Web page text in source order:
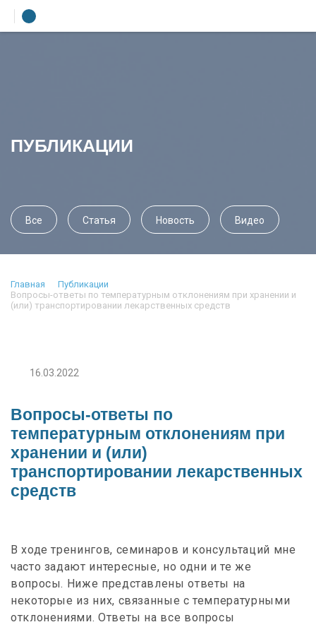
ПРЕСС-ЦЕНТР
ПУБЛИКАЦИИ
Все Статья Новость Видео
Главная
Публикации
Вопросы-ответы по температурным отклонениям при хранении и
(или) транспортировании лекарственных средств
16.03.2022
Вопросы-ответы по
температурным отклонениям при
хранении и (или)
транспортировании лекарственных
средств
В ходе тренингов, семинаров и консультаций мне
часто задают интересные, но одни и те же
вопросы. Ниже представлены ответы на
некоторые из них, связанные с температурными
отклонениями. Ответы на все вопросы